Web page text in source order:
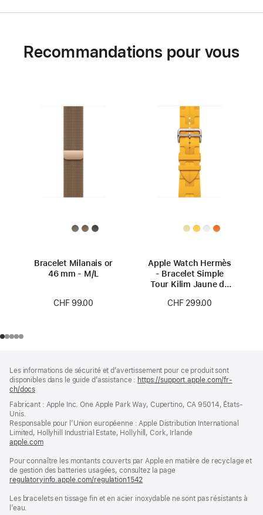
Recommandations pour vous
Bracelet Milanais or
46 mm - M/L
CHF 99.00
Apple Watch Hermès
- Bracelet Simple
Tour Kilim Jaune de
CHF 299.00
de
page
de
bas
page
Les informations de sécurité et d’avertissement pour ce produit sont
disponibles dans le guide d’assistance : https://support.apple.com/fr-
ch/docs
une
fenêtre)
Fabricant : Apple Inc. One Apple Park Way, Cupertino, CA 95014, États-
Unis.
Responsable pour l’Union européenne : Apple Distribution International
Limited, Hollyhill Industrial Estate, Hollyhill, Cork, Irlande
apple.com(s’ouvre
une
nouvelle
fenêtre)
Pour connaître les montants couverts par Apple en matière de recyclage et
de gestion des batteries usagées, consultez la page
regulatoryinfo.apple.com/regulation1542
une
Les bracelets en tissage fin et en acier inoxydable ne sont pas résistants à
l’eau.